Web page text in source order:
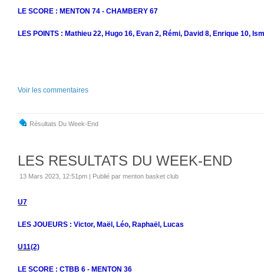
LE SCORE : MENTON 74 - CHAMBERY 67
LES POINTS : Mathieu 22, Hugo 16, Evan 2, Rémi, David 8, Enrique 10,
Voir les commentaires
Résultats Du Week-End
LES RESULTATS DU WEEK-END
13 Mars 2023, 12:51pm | Publié par menton basket club
U7
LES JOUEURS : Victor, Maël, Léo, Raphaël, Lucas
U11(2)
LE SCORE : CTBB 6 - MENTON 36